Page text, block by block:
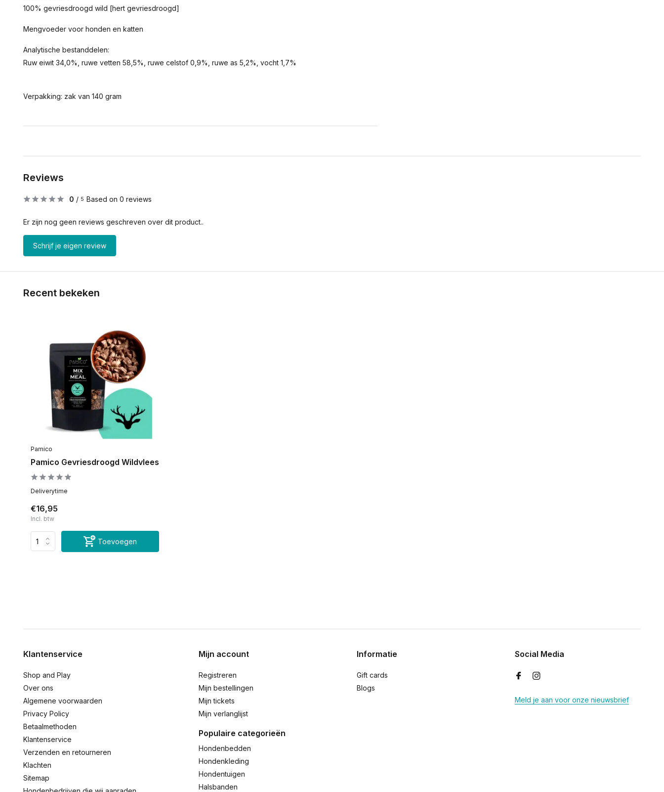
100% gevriesdroogd wild [hert gevriesdroogd]
Mengvoeder voor honden en katten
Analytische bestanddelen:
Ruw eiwit 34,0%, ruwe vetten 58,5%, ruwe celstof 0,9%, ruwe as 5,2%, vocht 1,7%
Verpakking: zak van 140 gram
Reviews
0 / 5 Based on 0 reviews
Er zijn nog geen reviews geschreven over dit product..
Schrijf je eigen review
Recent bekeken
Pamico
Pamico Gevriesdroogd Wildvlees
Deliverytime
€16,95
Incl. btw
Toevoegen
Klantenservice
Shop and Play
Over ons
Algemene voorwaarden
Privacy Policy
Betaalmethoden
Klantenservice
Verzenden en retourneren
Klachten
Sitemap
Mijn account
Registreren
Mijn bestellingen
Mijn tickets
Mijn verlanglijst
Populaire categorieën
Hondenbedden
Hondenkleding
Hondentuigen
Halsbanden
Informatie
Gift cards
Blogs
Social Media
Meld je aan voor onze nieuwsbrief